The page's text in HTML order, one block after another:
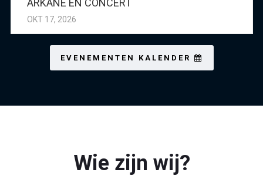
ARKANE EN CONCERT
OKT 17, 2026
EVENEMENTEN KALENDER
Wie zijn wij?